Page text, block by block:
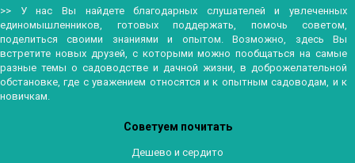
>> У нас Вы найдете благодарных слушателей и увлеченных
единомышленников, готовых поддержать, помочь советом,
поделиться своими знаниями и опытом. Возможно, здесь Вы
встретите новых друзей, с которыми можно пообщаться на самые
разные темы о садоводстве и дачной жизни, в доброжелательной
обстановке, где с уважением относятся и к опытным садоводам, и к
новичкам.
Советуем почитать
Дешево и сердито